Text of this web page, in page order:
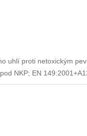
uhlí proti netoxickým
NKP; EN